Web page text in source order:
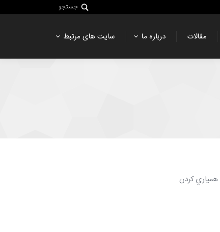
جستجو
مقالات درباره ما سایت های مرتبط
همياري كردن